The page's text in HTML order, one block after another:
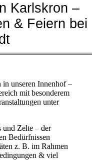
Karlskron –
& Feiern bei
in unseren Innenhof –
mit besonderem
unter
und Zelte – der
Bedürfnissen
z. B. im Rahmen
& viel